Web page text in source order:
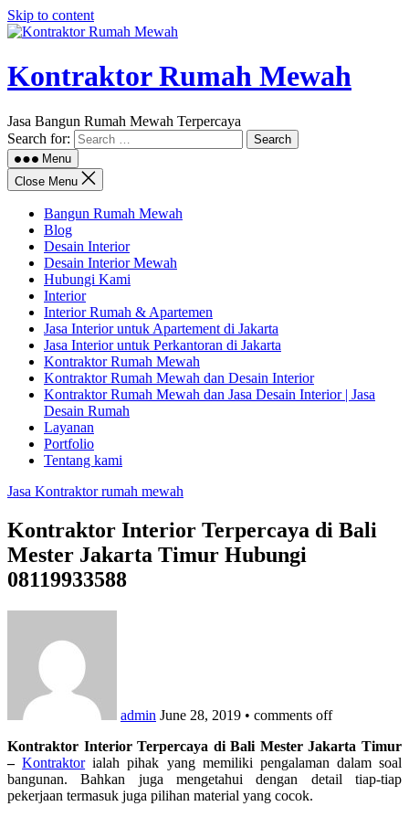
Skip to content
Kontraktor Rumah Mewah
Jasa Bangun Rumah Mewah Terpercaya
Search for:
Menu
Close Menu
Bangun Rumah Mewah
Blog
Desain Interior
Desain Interior Mewah
Hubungi Kami
Interior
Interior Rumah & Apartemen
Jasa Interior untuk Apartement di Jakarta
Jasa Interior untuk Perkantoran di Jakarta
Kontraktor Rumah Mewah
Kontraktor Rumah Mewah dan Desain Interior
Kontraktor Rumah Mewah dan Jasa Desain Interior | Jasa
Desain Rumah
Layanan
Portfolio
Tentang kami
Jasa Kontraktor rumah mewah
Kontraktor Interior Terpercaya di Bali
Mester Jakarta Timur Hubungi
08119933588
admin June 28, 2019 • comments off
Kontraktor Interior Terpercaya di Bali Mester Jakarta Timur
–Kontraktorialah pihak yang memiliki pengalaman dalam soal
bangunan. Bahkan juga mengetahui dengan detail tiap-tiap
pekerjaan termasuk juga pilihan material yang cocok.